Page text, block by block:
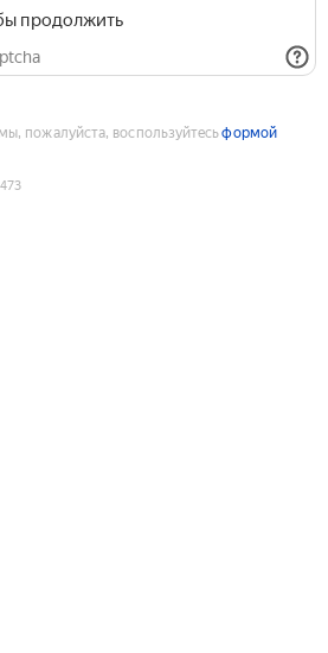
продолжить
пожалуйста, воспользуйтесьформой